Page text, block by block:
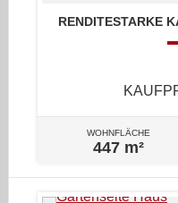
RENDITESTARKE
WOHNFLÄCHE
447 m²